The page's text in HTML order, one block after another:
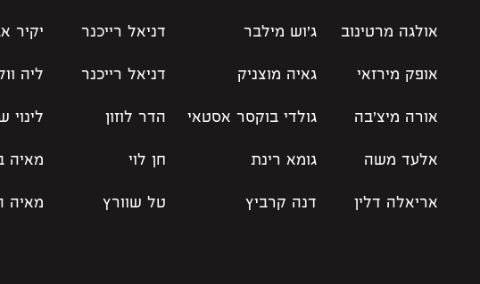
אולגה מרטינוב
אופק מירזאי
אורה מיצ׳בה
אלעד משה
אריאלה דלין
ג׳וש מילבר
גאיה מוצניק
גולדי בוקסר אסטאי
גומא רינת
דנה קרביץ
דניאל רייכנר
דניאל רייכנר
הדר לוזון
חן לוי
טל שוורץ
יקיר
ליה
לינוי
מאיה
מאיה